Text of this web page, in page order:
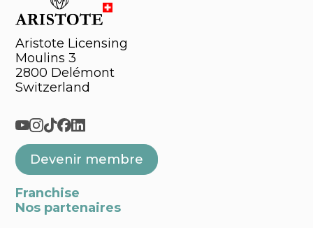
Aristote Licensing
Moulins 3
2800 Delémont
Switzerland
Devenir membre
Franchise
Nos partenaires